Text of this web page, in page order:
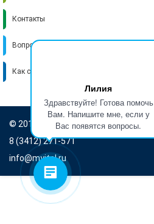
Лилия
Здравствуйте! Готова помочь
Вам. Напишите мне, если у
Вас появятся вопросы.
Контакты
Вопрос-ответ
Как стать поставщиком
© 2016-2026 Итель
8 (3412) 271-571
info@myitel.ru